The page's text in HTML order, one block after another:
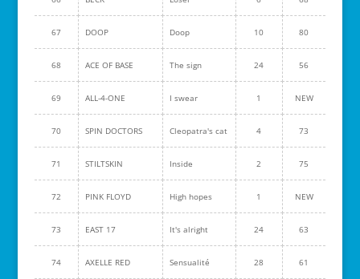
67 DOOP Doop 10 80
68 ACE OF BASE The sign 24 56
69 ALL-4-ONE I swear 1 NEW
70 SPIN DOCTORS Cleopatra's cat 4 73
71 STILTSKIN Inside 2 75
72 PINK FLOYD High hopes 1 NEW
73 EAST 17 It's alright 24 63
74 AXELLE RED Sensualité 28 61